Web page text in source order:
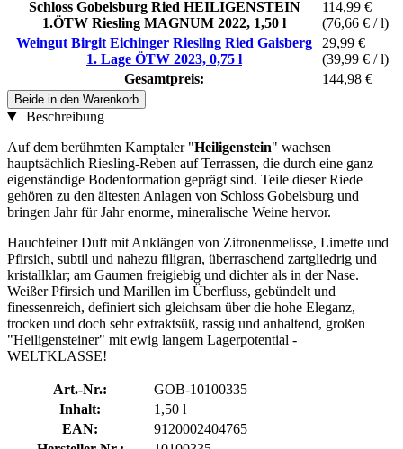
Schloss Gobelsburg Ried HEILIGENSTEIN
1.ÖTW Riesling MAGNUM 2022, 1,50 l
114,99 €
(76,66 € / l)
Weingut Birgit Eichinger Riesling Ried Gaisberg
1. Lage ÖTW 2023, 0,75 l
29,99 €
(39,99 € / l)
Gesamtpreis:
144,98 €
Beide in den Warenkorb
Beschreibung
Auf dem berühmten Kamptaler "Heiligenstein" wachsen
hauptsächlich Riesling-Reben auf Terrassen, die durch eine ganz
eigenständige Bodenformation geprägt sind. Teile dieser Riede
gehören zu den ältesten Anlagen von Schloss Gobelsburg und
bringen Jahr für Jahr enorme, mineralische Weine hervor.
Hauchfeiner Duft mit Anklängen von Zitronenmelisse, Limette und
Pfirsich, subtil und nahezu filigran, überraschend zartgliedrig und
kristallklar; am Gaumen freigiebig und dichter als in der Nase.
Weißer Pfirsich und Marillen im Überfluss, gebündelt und
finessenreich, definiert sich gleichsam über die hohe Eleganz,
trocken und doch sehr extraktsüß, rassig und anhaltend, großen
"Heiligensteiner" mit ewig langem Lagerpotential -
WELTKLASSE!
Art.-Nr.:
GOB-10100335
Inhalt:
1,50 l
EAN:
9120002404765